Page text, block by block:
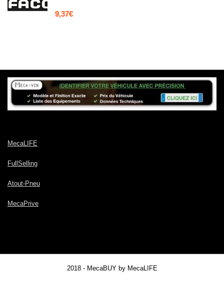
9,37€
MecaLIFE
FullSelling
Atout-Pneu
MecaPrive
2018 - MecaBUY by MecaLIFE